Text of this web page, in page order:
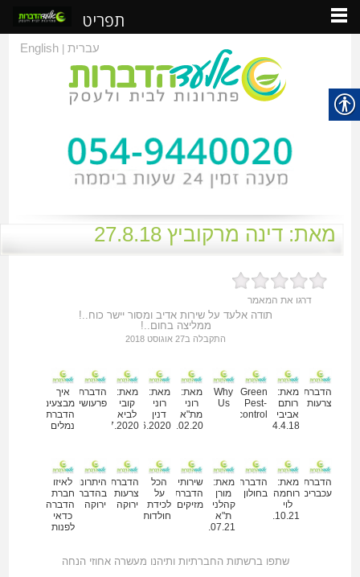
עברית|
English
מאת: דינה מרקוביץ 27.8.18
דרגו את המאמר
תודה אלעד על שירות אדיב ומסור יישר כוח..!
ממליצה בחום..!
התקבלה ב27 ‏אוגוסט ‏2018
הדברת
צרעות
מאת:
רותם
אביבי
14.4.18
Green
Pest-
control
Why
Us
מאת:
רוני
מת"א
14.02.20
מאת:
רוני
דנין
30.06.2020
מאת:
קובי
לביא
09.07.2020
הדברת
פרעושים
איך
מבצעים
הדברת
נמלים
הדברת
עכברים
מאת:
רוחמה
לוי
02.10.21
הדברה
בחולון
מאת:
מורן
קהלני
ת"א
07.07.21
שירותי
הדברת
מזיקים
הכל
על
לכידת
חולדות
הדברת
צרעות
ירוקה
היתרונות
בהדברה
ירוקה
לאיזו
חברת
הדברה
כדאי
לפנות
שתפו ברשתות החברתיות ותיהנו מעשרה אחוזי הנחה
תפריט